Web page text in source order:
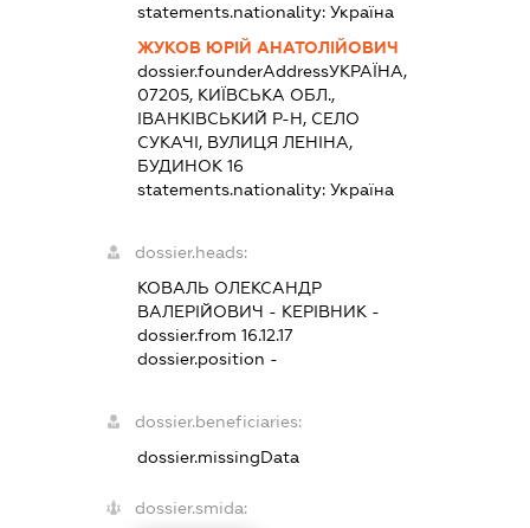
statements.nationality: Україна
ЖУКОВ ЮРІЙ АНАТОЛІЙОВИЧ
dossier.founderAddressУКРАЇНА,
07205, КИЇВСЬКА ОБЛ.,
ІВАНКІВСЬКИЙ Р-Н, СЕЛО
СУКАЧІ, ВУЛИЦЯ ЛЕНІНА,
БУДИНОК 16
statements.nationality: Україна
dossier.heads:
КОВАЛЬ ОЛЕКСАНДР
ВАЛЕРІЙОВИЧ - КЕРІВНИК-
dossier.from 16.12.17
dossier.position -
dossier.beneficiaries:
dossier.missingData
dossier.smida: